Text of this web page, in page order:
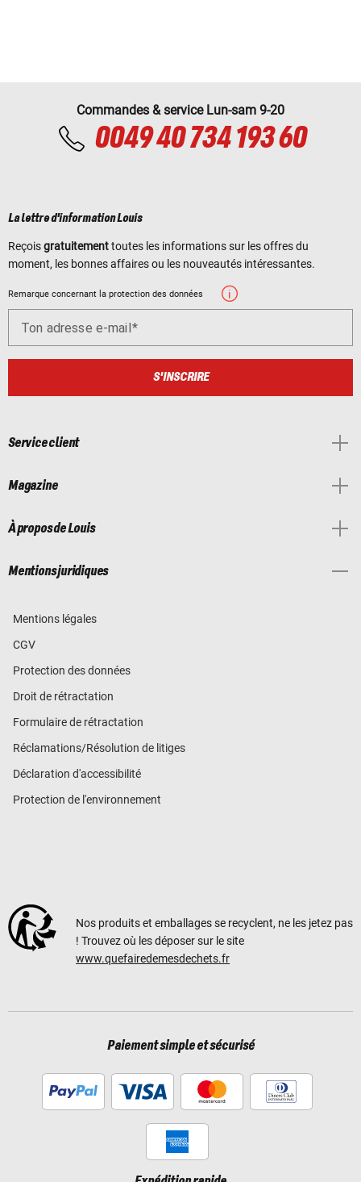
Commandes & service Lun-sam 9-20
0049 40 734 193 60
La lettre d'information Louis
Reçoisgratuitementtoutes les informations sur les offres du
moment, les bonnes affaires ou les nouveautés intéressantes.
Remarque concernant la protection des données
Ton adresse e-mail
S'INSCRIRE
Service client
Magazine
À propos de Louis
Mentions juridiques
Mentions légales
CGV
Protection des données
Droit de rétractation
Formulaire de rétractation
Réclamations/Résolution de litiges
Déclaration d'accessibilité
Protection de l'environnement
Nos produits et emballages se recyclent, ne les jetez pas
! Trouvez où les déposer sur le site
www.quefairedemesdechets.fr
Paiement simple et sécurisé